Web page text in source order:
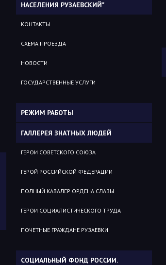
НАСЕЛЕНИЯ РУЗАЕВСКИЙ"
КОНТАКТЫ
СХЕМА ПРОЕЗДА
НОВОСТИ
ГОСУДАРСТВЕННЫЕ УСЛУГИ
РЕЖИМ РАБОТЫ
ГАЛЛЕРЕЯ ЗНАТНЫХ ЛЮДЕЙ
ГЕРОИ СОВЕТСКОГО СОЮЗА
ГЕРОЙ РОССИЙСКОЙ ФЕДЕРАЦИИ
ПОЛНЫЙ КАВАЛЕР ОРДЕНА СЛАВЫ
ГЕРОИ СОЦИАЛИСТИЧЕСКОГО ТРУДА
ПОЧЕТНЫЕ ГРАЖДАНЕ РУЗАЕВКИ
СОЦИАЛЬНЫЙ ФОНД РОССИИ.